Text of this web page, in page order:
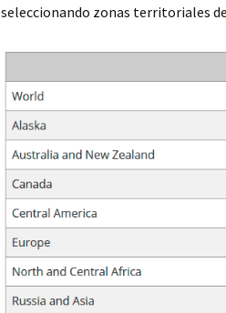
seleccionando zonas territoriales